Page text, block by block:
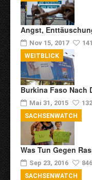
Angst,
Nov 15, 2017
Burkina Faso Nach
Mai 31, 2015
WEITBLICK
Was Tun Gegen
Sep 23, 2016
SACHSENWATCH
SACHSENWATCH